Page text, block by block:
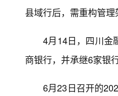
县域行后，需重构管理
4月14日，四川金
商银行，并承继6家银
6月23日召开的